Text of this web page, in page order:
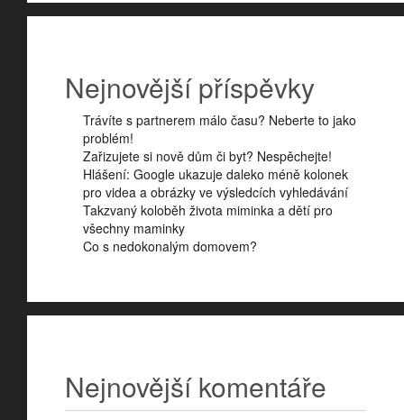
Nejnovější příspěvky
Trávíte s partnerem málo času? Neberte to jako
problém!
Zařizujete si nově dům či byt? Nespěchejte!
Hlášení: Google ukazuje daleko méně kolonek
pro videa a obrázky ve výsledcích vyhledávání
Takzvaný koloběh života miminka a dětí pro
všechny maminky
Co s nedokonalým domovem?
Nejnovější komentáře